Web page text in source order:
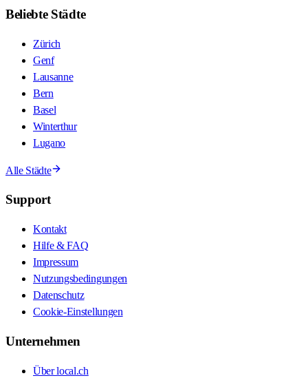
Beliebte Städte
Zürich
Genf
Lausanne
Bern
Basel
Winterthur
Lugano
Alle Städte
Support
Kontakt
Hilfe & FAQ
Impressum
Nutzungsbedingungen
Datenschutz
Cookie-Einstellungen
Unternehmen
Über local.ch